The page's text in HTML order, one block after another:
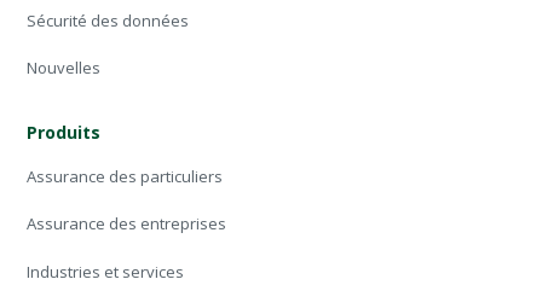
Sécurité des données
Nouvelles
Produits
Assurance des particuliers
Assurance des entreprises
Industries et services